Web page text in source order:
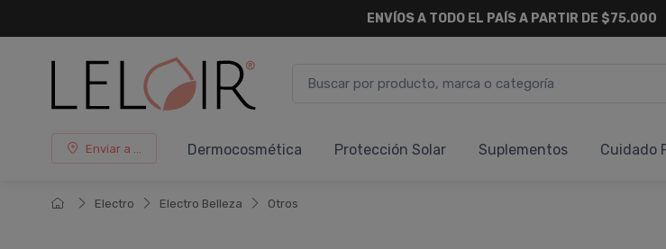
ENVÍOS A TODO EL PAÍS A PARTIR DE $75.000
Enviar a ... Dermocosmética Protección Solar Suplementos Cuidado
Electro Electro Belleza Otros